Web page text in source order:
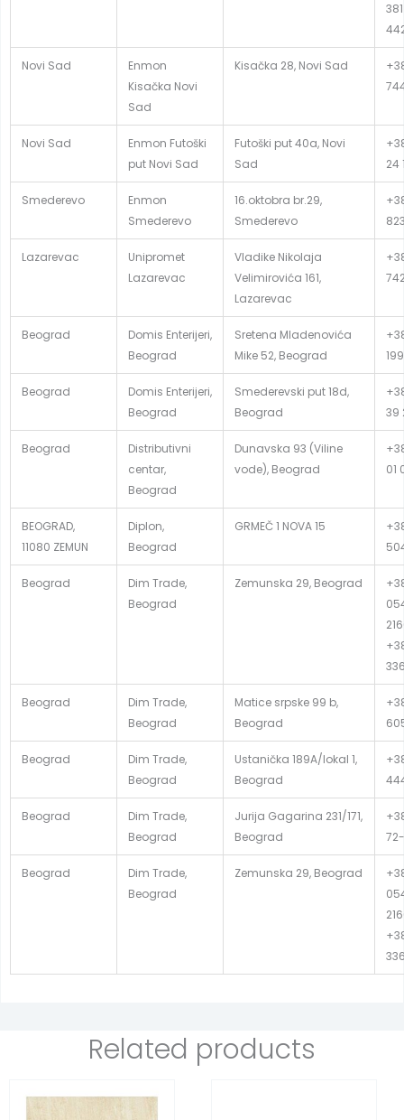
Novi Sad
Enmon
Kisačka Novi
Sad
Kisačka 28, Novi Sad
Novi Sad
Enmon Futoški
put Novi Sad
Futoški put 40a, Novi
Sad
24
Smederevo
Enmon
Smederevo
16.oktobra br.29,
Smederevo
Lazarevac
Unipromet
Lazarevac
Vladike Nikolaja
Velimirovića 161,
Lazarevac
Beograd
Domis Enterijeri,
Beograd
Sretena Mladenovića
Mike 52, Beograd
199
Beograd
Domis Enterijeri,
Beograd
Smederevski put 18d,
Beograd
39
Beograd
Distributivni
centar,
Beograd
Dunavska 93 (Viline
vode), Beograd
01
BEOGRAD,
11080 ZEMUN
Diplon,
Beograd
GRMEČ 1 NOVA 15
Beograd
Dim Trade,
Beograd
Zemunska 29, Beograd
Beograd
Dim Trade,
Beograd
Matice srpske 99 b,
Beograd
Beograd
Dim Trade,
Beograd
Ustanička 189A/lokal 1,
Beograd
Beograd
Dim Trade,
Beograd
Jurija Gagarina 231/171,
Beograd
Beograd
Dim Trade,
Beograd
Zemunska 29, Beograd
Related products